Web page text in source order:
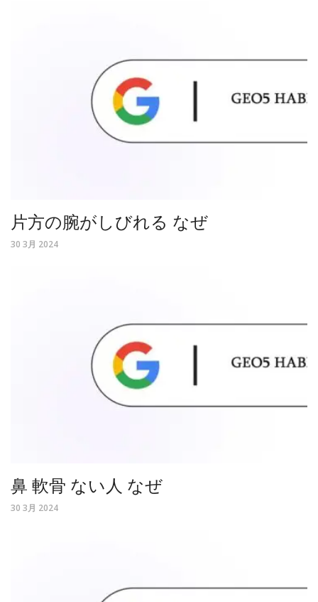
片方の腕がしびれる なぜ
30 3月 2024
鼻 軟骨 ない人 なぜ
30 3月 2024